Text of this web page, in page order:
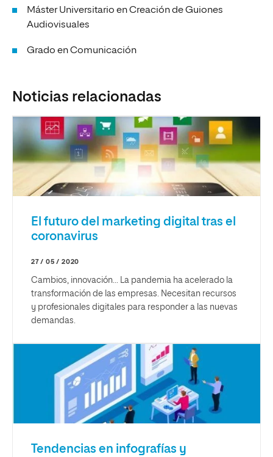
Máster Universitario en Creación de Guiones
Audiovisuales
Grado en Comunicación
Noticias relacionadas
El futuro del marketing digital tras el
coronavirus
27 / 05 / 2020
Cambios, innovación... La pandemia ha acelerado la
transformación de las empresas. Necesitan recursos
y profesionales digitales para responder a las nuevas
demandas.
Tendencias en infografías y